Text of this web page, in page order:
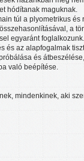
hódítanak maguknak.
túl a plyometrikus
a
egyaránt foglalkozunk.
és az alapfogalmak
és
való beépítése.
mindenkinek, aki